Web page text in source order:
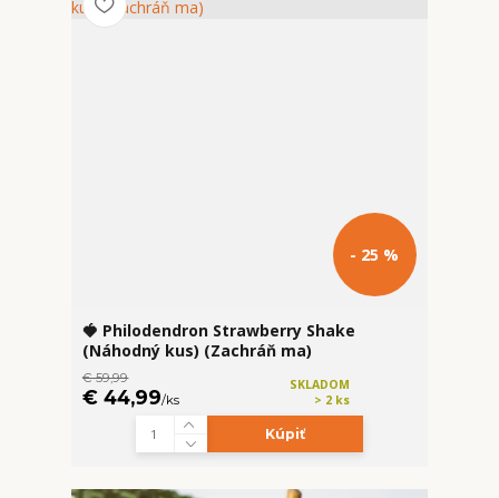
- 25 %
🍓 Philodendron Strawberry Shake
(Náhodný kus) (Zachráň ma)
€ 59,99
€ 44,99/ks
SKLADOM
> 2 ks
Kúpiť